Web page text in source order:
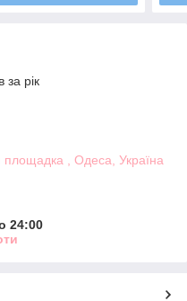
за рік
площадка , Одеса, Україна
24:00